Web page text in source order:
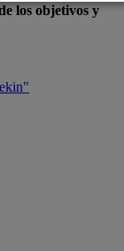
los objetivos y